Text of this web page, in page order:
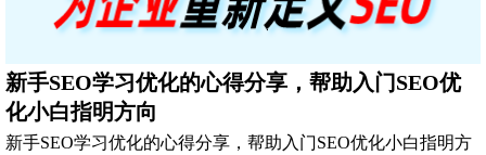
新手SEO学习优化的心得分享，帮助入门SEO优
化小白指明方向
新手SEO学习优化的心得分享，帮助入门SEO优化小白指明方